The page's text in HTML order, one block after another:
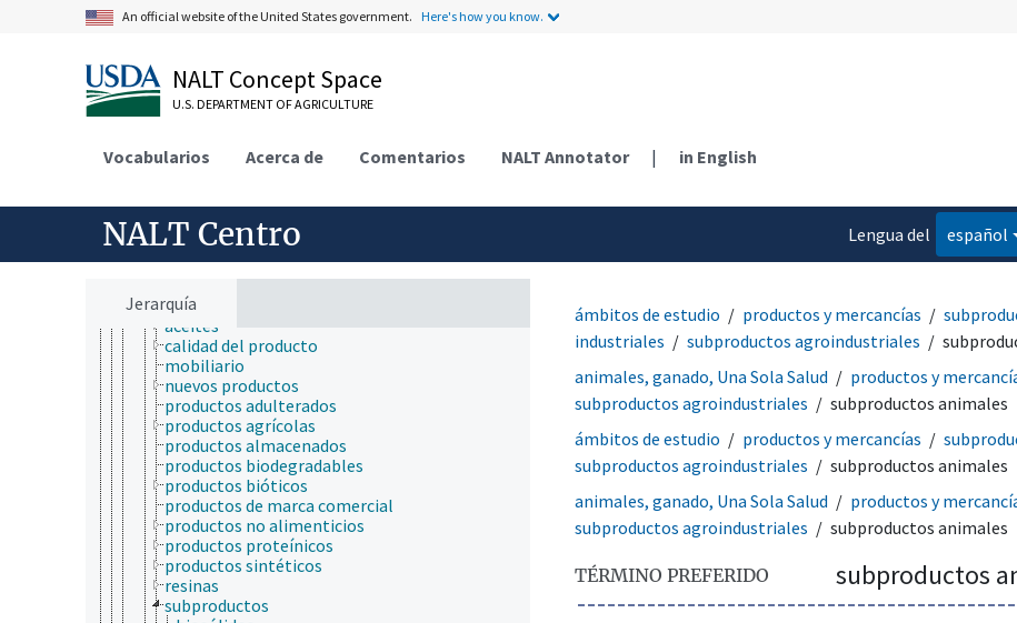
An official website of the United States government. Here's how you know.
NALT Concept Space
U.S. DEPARTMENT OF AGRICULTURE
Vocabularios Acerca de Comentarios NALT Annotator | in English
NALT Centro
Lengua del
español
Jerarquía
ciencia de forrajes y piensos
ciencia lechera
ciencias médicas
farmacología
toxicología
ecotoxicología
ensayos biológicos
farmacocinética
modelos biológicos
organismos acuáticos
productos y mercancías
aceites
calidad del producto
mobiliario
nuevos productos
productos adulterados
productos agrícolas
productos almacenados
productos biodegradables
productos bióticos
productos de marca comercial
productos no alimenticios
productos proteínicos
productos sintéticos
resinas
subproductos
ámbitos de estudio productos y mercancías
industriales
subproductos agroindustriales
animales, ganado, Una Sola Salud productos y
subproductos agroindustriales
subproductos animales
ámbitos de estudio
productos y mercancías
subproductos agroindustriales
subproductos animales
animales, ganado, Una Sola Salud
productos y
subproductos agroindustriales
subproductos animales
TÉRMINO PREFERIDO subproductos